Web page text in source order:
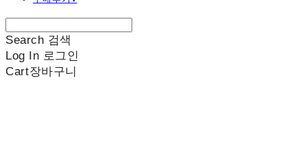
Search 검색
Log In 로그인
Cart장바구니